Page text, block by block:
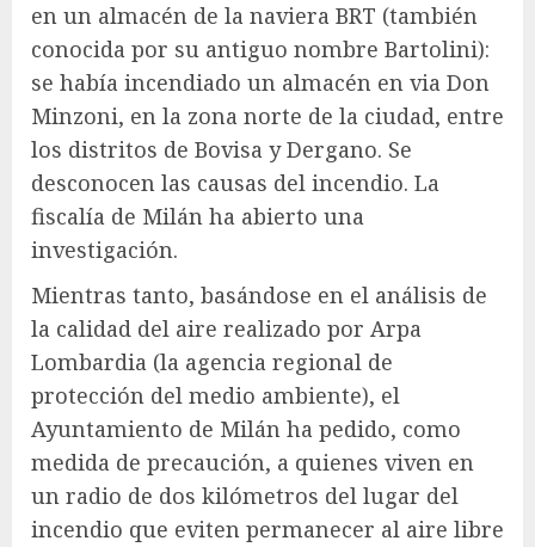
en un almacén de la naviera BRT (también
conocida por su antiguo nombre Bartolini):
se había incendiado un almacén en via Don
Minzoni, en la zona norte de la ciudad, entre
los distritos de Bovisa y Dergano. Se
desconocen las causas del incendio. La
fiscalía de Milán ha abierto una
investigación.
Mientras tanto, basándose en el análisis de
la calidad del aire realizado por Arpa
Lombardia (la agencia regional de
protección del medio ambiente), el
Ayuntamiento de Milán ha pedido, como
medida de precaución, a quienes viven en
un radio de dos kilómetros del lugar del
incendio que eviten permanecer al aire libre